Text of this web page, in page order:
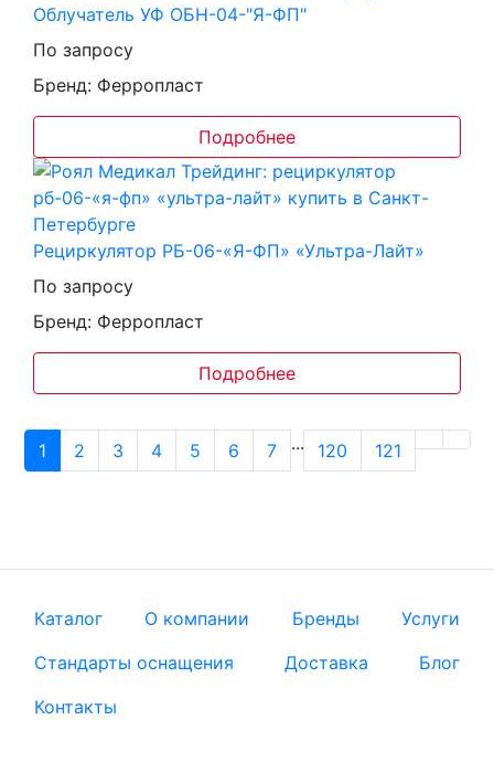
Облучатель УФ ОБН-04-"Я-ФП"
По запросу
Бренд: Ферропласт
Подробнее
Рециркулятор РБ-06-«Я-ФП» «Ультра-Лайт»
По запросу
Бренд: Ферропласт
Подробнее
1 2 3 4 5 6 7 ... 120 121
Каталог О компании Бренды
Услуги
Стандарты оснащения
Доставка
Блог
Контакты